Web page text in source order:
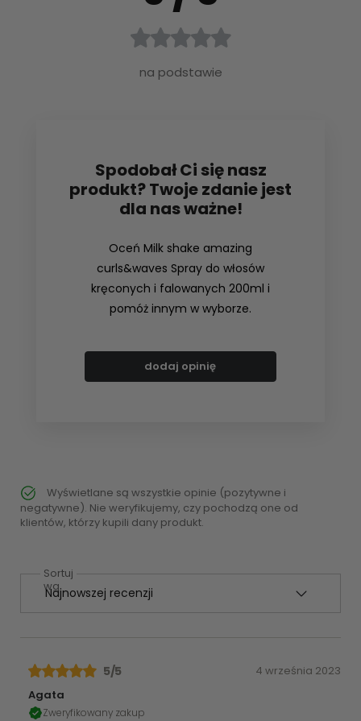
na podstawie
Spodobał Ci się nasz
produkt? Twoje zdanie jest
dla nas ważne!
Oceń Milk shake amazing
curls&waves Spray do włosów
kręconych i falowanych 200ml i
pomóż innym w wyborze.
dodaj opinię
Wyświetlane są wszystkie opinie (pozytywne i
negatywne). Nie weryfikujemy, czy pochodzą one od
klientów, którzy kupili dany produkt.
Sortuj
wg
5/5
Agata
Zweryfikowany zakup
4 września 2023